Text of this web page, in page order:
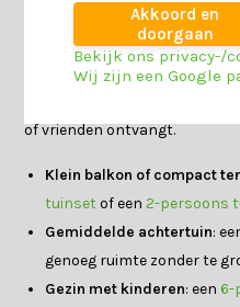
Een tuinset kies je niet alleen
aantal zitplaatsen en de
minstens zo belangrijk. Eet je
of vrienden ontvangt.
Klein balkon of compact
tuinset of een2-persoons
Gemiddelde achtertuin:
genoeg ruimte zonder te
Gezin met kinderen: een 6-
Akkoord en
doorgaan
Bekijk ons privacy-/
Wij zijn een Google